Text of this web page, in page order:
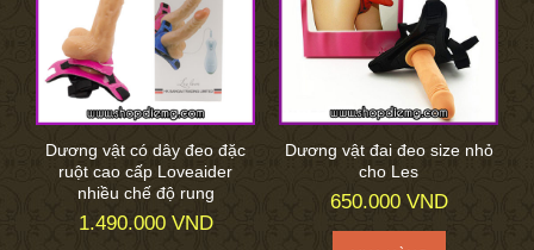
Dương vật có dây đeo đặc
ruột cao cấp Loveaider
nhiều chế độ rung
1.490.000 VND
Dương vật đai đeo size nhỏ
cho Les
650.000 VND